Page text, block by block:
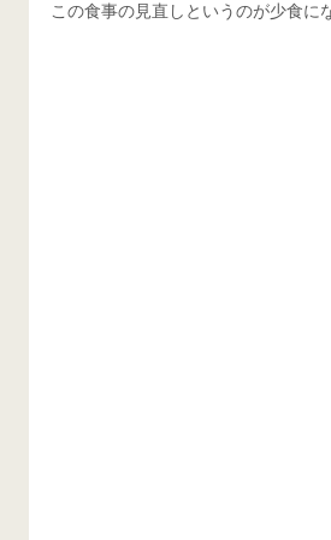
この食事の見直しというのが少食に